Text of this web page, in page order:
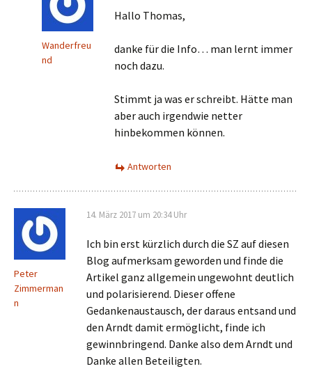
Wanderfreu
nd
Hallo Thomas,
danke für die Info… man lernt immer
noch dazu.
Stimmt ja was er schreibt. Hätte man
aber auch irgendwie netter
hinbekommen können.
Antworten
Peter
Zimmerman
n
14. März 2017 um 20:34 Uhr
Ich bin erst kürzlich durch die SZ auf diesen
Blog aufmerksam geworden und finde die
Artikel ganz allgemein ungewohnt deutlich
und polarisierend. Dieser offene
Gedankenaustausch, der daraus entsand und
den Arndt damit ermöglicht, finde ich
gewinnbringend. Danke also dem Arndt und
Danke allen Beteiligten.